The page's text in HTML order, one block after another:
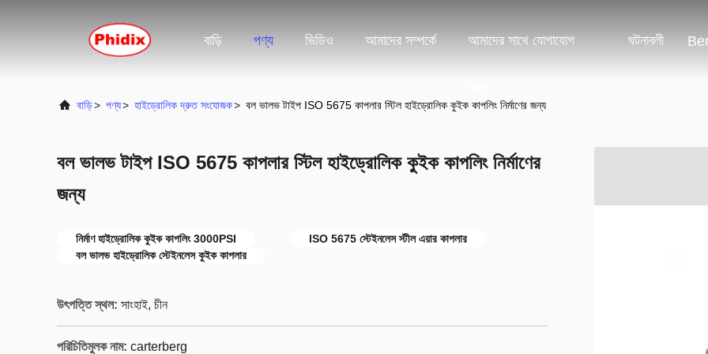
বাড়ি পণ্য ভিডিও আমাদের সম্পর্কে আমাদের সাথে যোগাযোগ ঘটনাবলী
বাড়ি> পণ্য> হাইড্রোলিক দ্রুত সংযোজক> বল ভালভ টাইপ ISO 5675 কাপলার স্টিল হাইড্রোলিক কুইক কাপলিং নির্মাণের জন্য
বল ভালভ টাইপ ISO 5675 কাপলার স্টিল হাইড্রোলিক কুইক কাপলিং নির্মাণের
জন্য
নির্মাণ হাইড্রোলিক কুইক কাপলিং 3000PSI
ISO 5675 স্টেইনলেস স্টীল এয়ার কাপলার
বল ভালভ হাইড্রোলিক স্টেইনলেস কুইক কাপলার
উৎপত্তি স্থল: সাংহাই, চীন
পরিচিতিমুলক নাম: carterberg